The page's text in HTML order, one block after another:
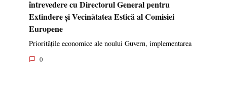
întrevedere cu Directorul General pentru
Extindere și Vecinătatea Estică al Comisiei
Europene
Prioritățile economice ale noului Guvern, implementarea
0